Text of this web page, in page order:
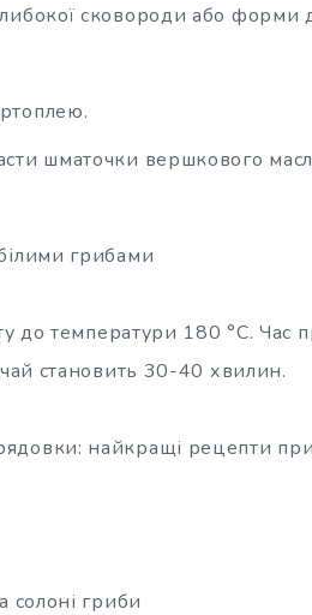
сковороди або форми
шматочки вершкового
грибами
до температури 180 °C. Час
становить 30-40 хвилин.
найкращі рецепти
солоні гриби